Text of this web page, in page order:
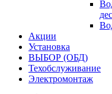
Акции
Установка
ВЫБОР (ОБД)
Техобслуживание
Электромонтаж